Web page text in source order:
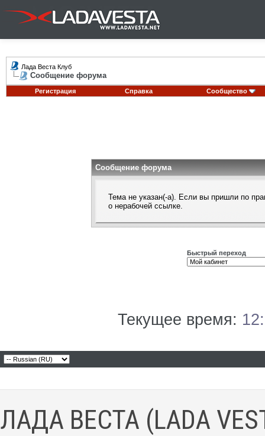
Лада Веста Клуб
Сообщение форума
Регистрация Справка Сообщество
Сообщение форума
Тема не указан(-а). Если вы пришли по
о нерабочей ссылке.
Быстрый переход
Текущее время:
ЛАДА ВЕСТА (LADA